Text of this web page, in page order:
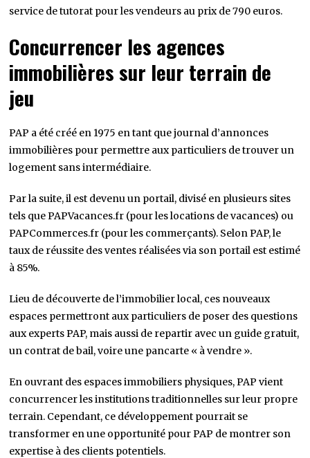
service de tutorat pour les vendeurs au prix de 790 euros.
Concurrencer les agences
immobilières sur leur terrain de
jeu
PAP a été créé en 1975 en tant que journal d’annonces
immobilières pour permettre aux particuliers de trouver un
logement sans intermédiaire.
Par la suite, il est devenu un portail, divisé en plusieurs sites
tels que PAPVacances.fr (pour les locations de vacances) ou
PAPCommerces.fr (pour les commerçants). Selon PAP, le
taux de réussite des ventes réalisées via son portail est estimé
à 85%.
Lieu de découverte de l’immobilier local, ces nouveaux
espaces permettront aux particuliers de poser des questions
aux experts PAP, mais aussi de repartir avec un guide gratuit,
un contrat de bail, voire une pancarte « à vendre ».
En ouvrant des espaces immobiliers physiques, PAP vient
concurrencer les institutions traditionnelles sur leur propre
terrain. Cependant, ce développement pourrait se
transformer en une opportunité pour PAP de montrer son
expertise à des clients potentiels.